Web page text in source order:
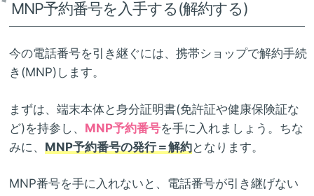
MNP予約番号を入手する(解約する)
今の電話番号を引き継ぐには、携帯ショップで解約手続
き(MNP)します。
まずは、端末本体と身分証明書(免許証や健康保険証な
ど)を持参し、 MNP予約番号を手に入れましょう。ちな
みに、 MNP予約番号の発行＝解約となります。
MNP番号を手に入れないと、電話番号が引き継げない